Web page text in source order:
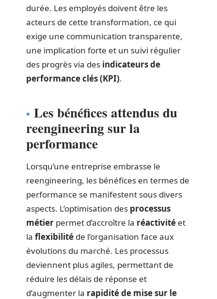
durée. Les employés doivent être les
acteurs de cette transformation, ce qui
exige une communication transparente,
une implication forte et un suivi régulier
des progrès via des indicateurs de
performance clés (KPI).
Les bénéfices attendus du
reengineering sur la
performance
Lorsqu’une entreprise embrasse le
reengineering, les bénéfices en termes de
performance se manifestent sous divers
aspects. L’optimisation des processus
métier permet d’accroître la réactivité et
la flexibilité de l’organisation face aux
évolutions du marché. Les processus
deviennent plus agiles, permettant de
réduire les délais de réponse et
d’augmenter la rapidité de mise sur le